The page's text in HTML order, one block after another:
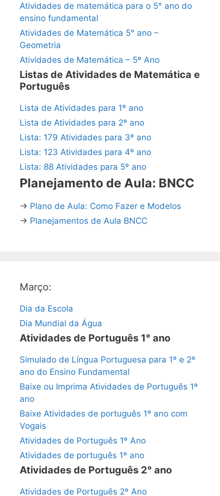
Atividades de matemática para o 5° ano do
ensino fundamental
Atividades de Matemática 5° ano –
Geometria
Atividades de Matemática – 5º Ano
Listas de Atividades de Matemática e
Português
Lista de Atividades para 1º ano
Lista de Atividades para 2º ano
Lista: 179 Atividades para 3º ano
Lista: 123 Atividades para 4º ano
Lista: 88 Atividades para 5º ano
Planejamento de Aula: BNCC
→ Plano de Aula: Como Fazer e Modelos
→ Planejamentos de Aula BNCC
Março:
Dia da Escola
Dia Mundial da Água
Atividades de Português 1° ano
Simulado de Língua Portuguesa para 1º e 2º
ano do Ensino Fundamental
Baixe ou Imprima Atividades de Português 1º
ano
Baixe Atividades de português 1º ano com
Vogais
Atividades de Português 1º Ano
Atividades de português 1º ano
Atividades de Português 2° ano
Atividades de Português 2º Ano